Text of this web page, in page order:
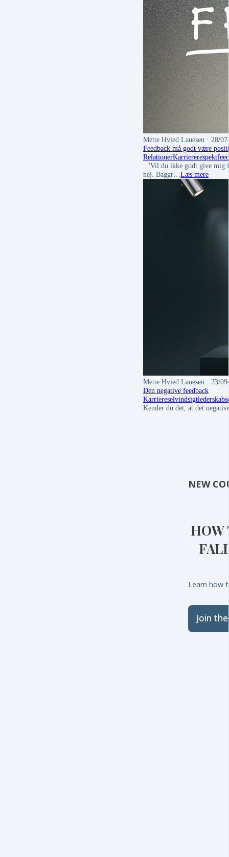
Mette Hvied Lauesen · 28/
Feedback må godt være
RelationerKarriererespekt
"Vil du ikke godt give mig
nej. Baggr… Læs mere
Mette Hvied Lauesen · 23/
Den negative feedback
Karriereselvindsigtlederskab
Kender du det, at det
NEW
HOW
Learn how
Join